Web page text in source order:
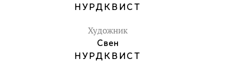
НУРДКВИСТ
Художник
Свен
НУРДКВИСТ